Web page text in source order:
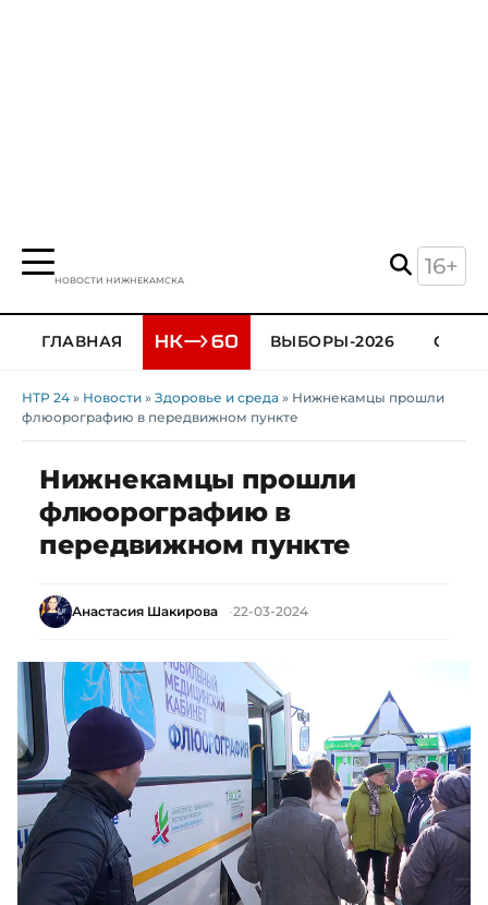
НОВОСТИ НИЖНЕКАМСКА
16+
ГЛАВНАЯ ВЫБОРЫ-2026
НТР 24 » Новости » Здоровье и среда » Нижнекамцы прошли
флюорографию в передвижном пункте
Нижнекамцы прошли
флюорографию в
передвижном пункте
Анастасия Шакирова 22-03-2024